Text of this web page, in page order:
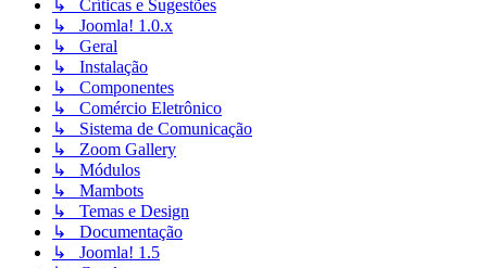
↳ Críticas e Sugestões
↳ Joomla! 1.0.x
↳ Geral
↳ Instalação
↳ Componentes
↳ Comércio Eletrônico
↳ Sistema de Comunicação
↳ Zoom Gallery
↳ Módulos
↳ Mambots
↳ Temas e Design
↳ Documentação
↳ Joomla! 1.5